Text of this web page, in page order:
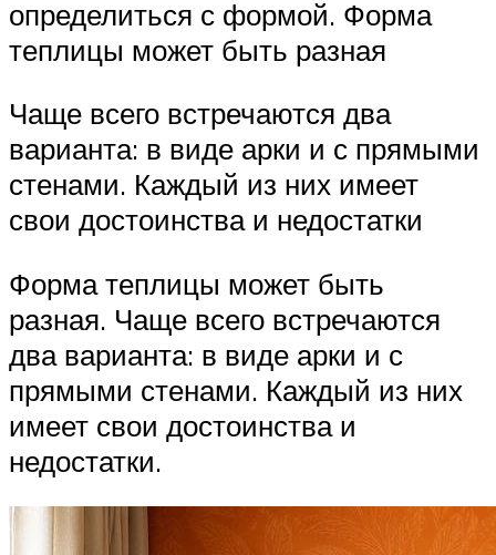
определиться с формой. Форма
теплицы может быть разная
Чаще всего встречаются два
варианта: в виде арки и с прямыми
стенами. Каждый из них имеет
свои достоинства и недостатки
Форма теплицы может быть
разная. Чаще всего встречаются
два варианта: в виде арки и с
прямыми стенами. Каждый из них
имеет свои достоинства и
недостатки.